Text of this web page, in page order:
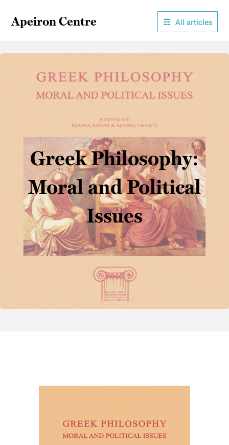
Apeiron Centre All articles
Greek Philosophy:
Moral and Political
Issues